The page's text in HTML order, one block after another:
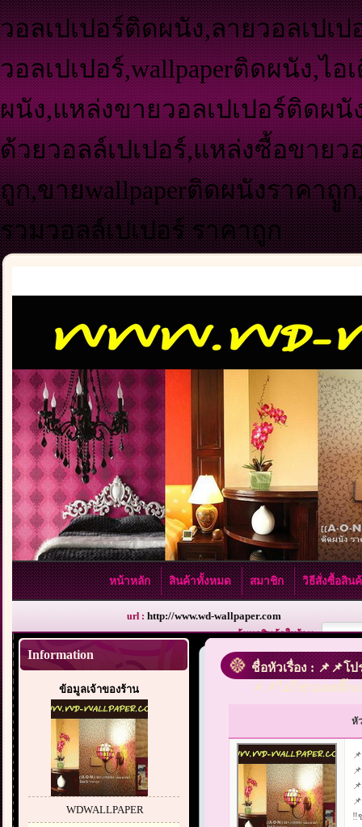
วอลเปเปอร์ติดผนัง,ลายวอลเปเ
วอลเปเปอร์,wallpaperติดผนัง,ไ
ผนัง,แหล่งขายวอลเปเปอร์ติดผ
ด้วยวอลล์เปเปอร์,แหล่งซื้อขายว
ถูก,ขายwallpaperติดผนังราคาถูู
รวมวอลล์เปเปอร์ ราคาถูก
หน้าหลัก สินค้าทั้งหมด สมาชิก วิธีสั่งซื้อสิน
url : http://www.wd-wallpaper.com
ค้นหาสินค้าในร้าน :
Information
ข้อมูลเจ้าของร้าน
WDWALLPAPER
ชื่อหัวเรื่อง : 📌📌โ
📌📌ไม่ใช่วอลสติ๊กเ
หั
‼️